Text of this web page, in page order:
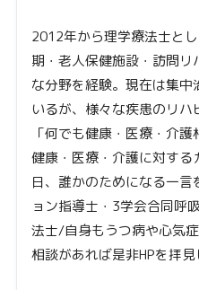
2012年から理学療法士と
期・老人保健施設・訪問リ
な分野を経験。現在は集
いるが、様々な疾患のリハ
「何でも健康・医療・介護
健康・医療・介護に対す
日、誰かのためになる一
ョン指導士・3学会合同呼
法士/自身もうつ病や心気
相談があれば是非HPを拝見